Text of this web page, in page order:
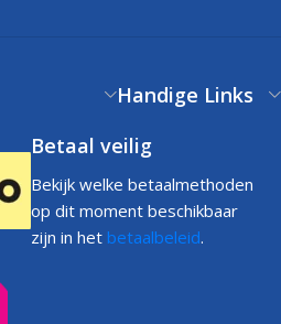
Handige Links
Betaal veilig
Bekijk welke betaalmethoden
op dit moment beschikbaar
zijn in het betaalbeleid.